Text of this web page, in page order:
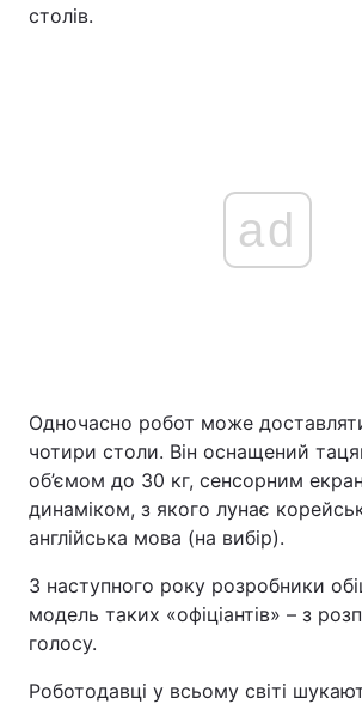
столів.
ad
Одночасно робот може
чотири столи. Він оснащений
об’ємом до 30 кг, сенсорним
динаміком, з якого лунає
англійська мова (на вибір).
З наступного року розробники
модель таких «офіціантів» – з
голосу.
Роботодавці у всьому світі